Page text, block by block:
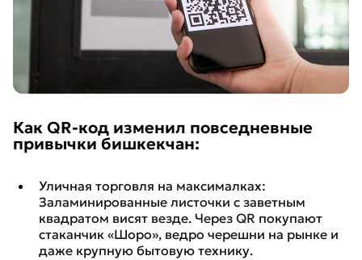
Как QR-код изменил повседневные
привычки бишкекчан:
Уличная торговля на максималках:
Заламинированные листочки с заветным
квадратом висят везде. Через QR покупают
стаканчик «Шоро», ведро черешни на рынке и
даже крупную бытовую технику.